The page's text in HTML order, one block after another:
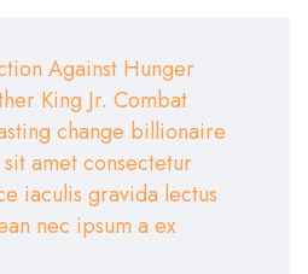
Against Hunger
King Jr. Combat
change billionaire
amet consectetur
iaculis gravida lectus
nec ipsum a ex